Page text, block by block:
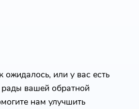
ожидалось, или у вас есть
вашей обратной
нам улучшить